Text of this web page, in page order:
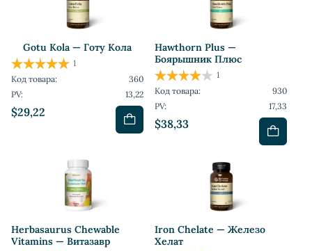
Gotu Kola — Готу Кола
$29,22
1
Код товара:
360
PV:
13,22
Hawthorn Plus —
Боярышник Плюс
$38,33
1
Код товара:
930
PV:
17,33
Herbasaurus Сhewable
Vitamins — Витазавр
Iron Chelate — Железо
Хелат